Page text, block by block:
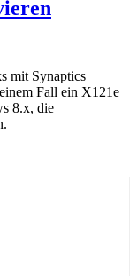
mit Synaptics
Fall ein X121e
8.x, die